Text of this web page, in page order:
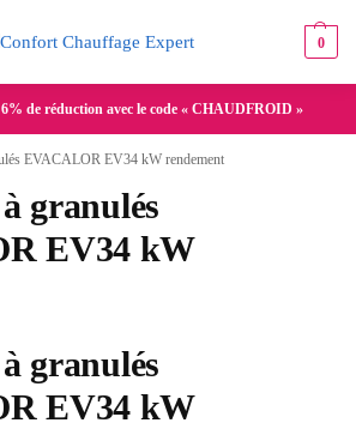
0
6% de réduction avec le code « CHAUDFROID »
EVACALOR EV34 kW rendement
granulés
EV34 kW
granulés
EV34 kW